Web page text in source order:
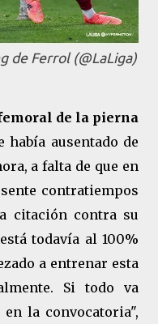
de Ferrol (@LaLiga)
de la pierna
había ausentado de
a falta de que en
contratiempos
citación contra su
todavía al 100%
a entrenar esta
Si todo va
la convocatoria",